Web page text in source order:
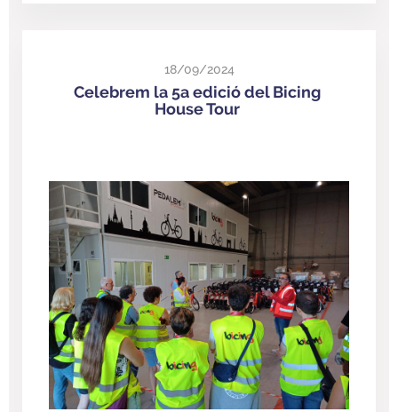
18/09/2024
Celebrem la 5a edició del Bicing
House Tour